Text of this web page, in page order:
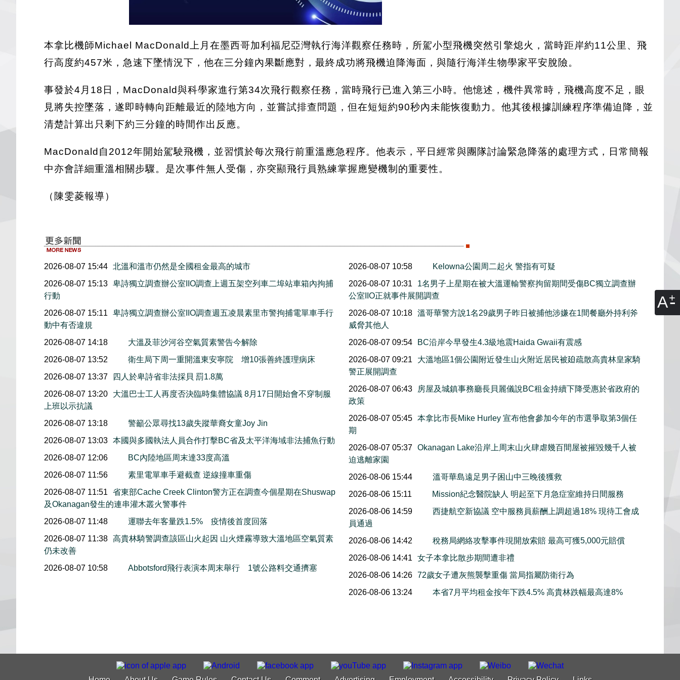
A
本拿比機師Michael MacDonald上月在墨西哥加利福尼亞灣執行海洋觀察任務時，所駕小型飛機突然引擎熄火，當時距岸約11公里、飛
行高度約457米，急速下墜情況下，他在三分鐘內果斷應對，最終成功將飛機迫降海面，與隨行海洋生物學家平安脫險。
事發於4月18日，MacDonald與科學家進行第34次飛行觀察任務，當時飛行已進入第三小時。他憶述，機件異常時，飛機高度不足，眼
見將失控墜落，遂即時轉向距離最近的陸地方向，並嘗試排查問題，但在短短約90秒內未能恢復動力。他其後根據訓練程序準備迫降，並
清楚計算出只剩下約三分鐘的時間作出反應。
MacDonald自2012年開始駕駛飛機，並習慣於每次飛行前重溫應急程序。他表示，平日經常與團隊討論緊急降落的處理方式，日常簡報
中亦會詳細重溫相關步驟。是次事件無人受傷，亦突顯飛行員熟練掌握應變機制的重要性。
（陳雯菱報導）
2026-08-07 15:44 北溫和溫市仍然是全國租金最高的城市
2026-08-07 15:13 卑詩獨立調查辦公室IIO調查上週五架空列車二埠站車箱內拘捕
行動
2026-08-07 15:11
卑詩獨立調查辦公室IIO調查週五凌晨素里市警拘捕電單車手行
動中有否違規
2026-08-07 14:18
大溫及菲沙河谷空氣質素警告今解除
2026-08-07 13:52
衛生局下周一重開溫東安寧院 增10張善終護理病床
2026-08-07 13:37
四人於卑詩省非法採貝 罰1.8萬
2026-08-07 13:20
大溫巴士工人再度否決臨時集體協議 8月17日開始會不穿制服
上班以示抗議
2026-08-07 13:18
警籲公眾尋找13歲失蹤華裔女童Joy Jin
2026-08-07 13:03 本國與多國執法人員合作打擊BC省及太平洋海域非法捕魚行動
2026-08-07 12:06
BC內陸地區周末達33度高溫
2026-08-07 11:56
素里電單車手避截查 逆線撞車重傷
2026-08-07 11:51
省東部Cache Creek Clinton警方正在調查今個星期在Shuswap
及Okanagan發生的連串灌木叢火警事件
2026-08-07 11:48
運聯去年客量跌1.5% 疫情後首度回落
2026-08-07 11:38 高貴林騎警調查該區山火起因 山火煙霧導致大溫地區空氣質素
仍未改善
2026-08-07 10:58
Abbotsford飛行表演本周末舉行 1號公路料交通擠塞
2026-08-07 10:58
Kelowna公園周二起火 警指有可疑
2026-08-07 10:31
1名男子上星期在被大溫運輸警察拘留期間受傷BC獨立調查辦
公室IIO正就事件展開調查
2026-08-07 10:18
溫哥華警方說1名29歲男子昨日被捕他涉嫌在1間餐廳外持利斧
威脅其他人
2026-08-07 09:54
BC沿岸今早發生4.3級地震Haida Gwaii有震感
2026-08-07 09:21
大溫地區1個公園附近發生山火附近居民被廹疏散高貴林皇家騎
警正展開調查
2026-08-07 06:43
房屋及城鎮事務廳長貝麗儀說BC租金持續下降受惠於省政府的
政策
2026-08-07 05:45
本拿比市長Mike Hurley 宣布他會參加今年的市選爭取第3個任
期
2026-08-07 05:37
Okanagan Lake沿岸上周末山火肆虐幾百間屋被摧毀幾千人被
迫逃離家園
2026-08-06 15:44
溫哥華島遠足男子困山中三晚後獲救
2026-08-06 15:11
Mission紀念醫院缺人 明起至下月急症室維持日間服務
2026-08-06 14:59
西捷航空新協議 空中服務員薪酬上調超過18% 現待工會成
員通過
2026-08-06 14:42
稅務局網絡攻擊事件現開放索賠 最高可獲5,000元賠償
2026-08-06 14:41
女子本拿比散步期間遭非禮
2026-08-06 14:26
72歲女子遭灰熊襲擊重傷 當局指屬防衛行為
2026-08-06 13:24
本省7月平均租金按年下跌4.5% 高貴林跌幅最高達8%